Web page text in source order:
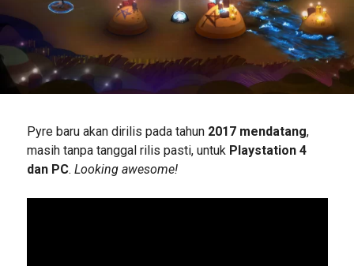
Pyre baru akan dirilis pada tahun2017 mendatang,
masih tanpa tanggal rilis pasti, untuk Playstation 4
dan PC. Looking awesome!